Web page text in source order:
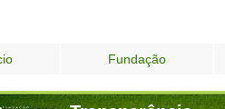
Fundação